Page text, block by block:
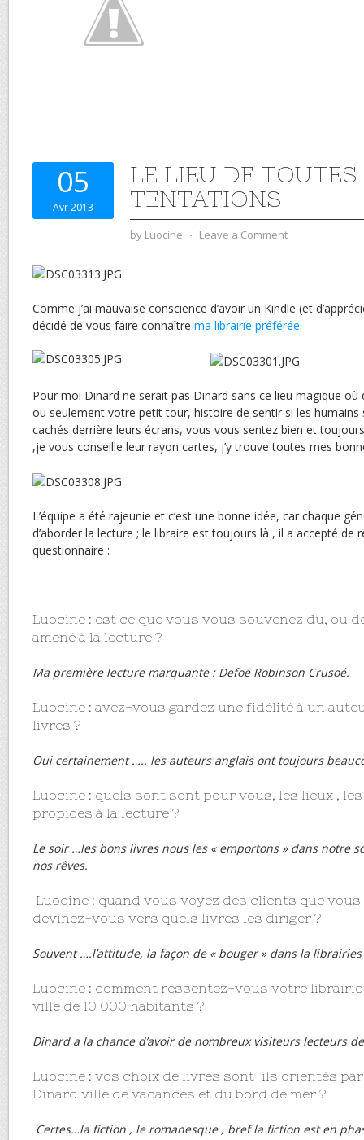
05
Avr 2013
LE LIEU DE TOUTES
TENTATIONS
by Luocine ⋅ Leave a Comment
Comme j’ai mauvaise conscience d’avoir un Kindle (et
décidé de vous faire connaître ma librairie préférée.
Pour moi Dinard ne serait pas Dinard sans ce lieu magique
ou seulement votre petit tour, histoire de sentir si les
cachés derrière leurs écrans, vous vous sentez bien et
,je vous conseille leur rayon cartes, j’y trouve toutes mes
L’équipe a été rajeunie et c’est une bonne idée, car chaque
d’aborder la lecture ; le libraire est toujours là , il a accepté de
questionnaire :
Luocine : est ce que vous vous souvenez du, ou
amené à la lecture ?
Ma première lecture marquante : Defoe Robinson Crusoé.
Luocine : avez-vous gardez une fidélité à un
livres ?
Oui certainement ….. les auteurs anglais ont toujours
Luocine : quels sont sont pour vous, les lieux ,
propices à la lecture ?
Le soir …les bons livres nous les « emportons » dans notre
nos rêves.
Luocine : quand vous voyez des clients que
devinez-vous vers quels livres les diriger ?
Souvent ….l’attitude, la façon de « bouger » dans la
Luocine : comment ressentez-vous votre
ville de 10 000 habitants ?
Dinard a la chance d’avoir de nombreux visiteurs lecteurs
Luocine : vos choix de livres sont-ils orientés
Dinard ville de vacances et du bord de mer ?
Certes…la fiction , le romanesque , bref la fiction est en